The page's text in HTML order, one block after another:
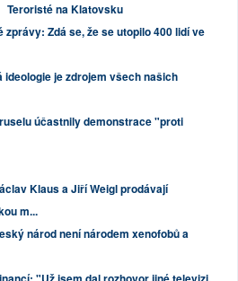
Teroristé na Klatovsku
zprávy: Zdá se, že se utopilo 400 lidí ve
je zdrojem všech našich
účastnily demonstrace "proti
Klaus a Jiří Weigl prodávají
m...
národ není národem xenofobů a